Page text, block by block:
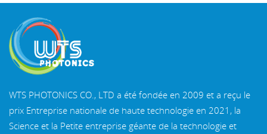
WTS PHOTONICS CO., LTD a été fondée en 2009 et a reçu le
prix Entreprise nationale de haute technologie en 2021, la
Science et la Petite entreprise géante de la technologie et